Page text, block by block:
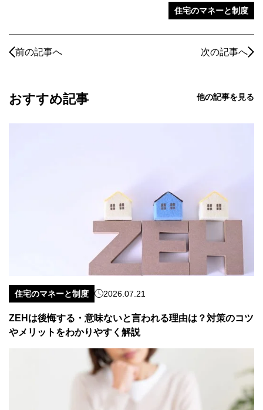
住宅のマネーと制度
前の記事へ 次の記事へ
おすすめ記事 他の記事を見る
住宅のマネーと制度 2026.07.21
ZEHは後悔する・意味ないと言われる理由は？対策のコツ
やメリットをわかりやすく解説